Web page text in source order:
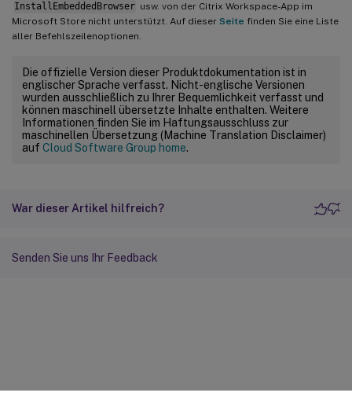
InstallEmbeddedBrowser usw. von der Citrix Workspace-App im
Microsoft Store nicht unterstützt. Auf dieser Seite finden Sie eine Liste
aller Befehlszeilenoptionen.
Die offizielle Version dieser Produktdokumentation ist in
englischer Sprache verfasst. Nicht-englische Versionen
wurden ausschließlich zu Ihrer Bequemlichkeit verfasst und
können maschinell übersetzte Inhalte enthalten. Weitere
Informationen finden Sie im Haftungsausschluss zur
maschinellen Übersetzung (Machine Translation Disclaimer)
auf Cloud Software Group home.
War dieser Artikel hilfreich?
Senden Sie uns Ihr Feedback